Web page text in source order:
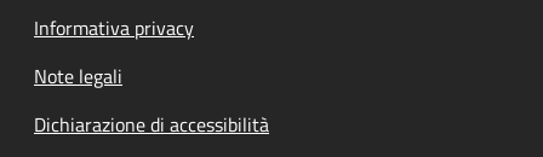
Informativa privacy
Note legali
Dichiarazione di accessibilità